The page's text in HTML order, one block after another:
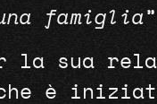
famiglia
la sua
è